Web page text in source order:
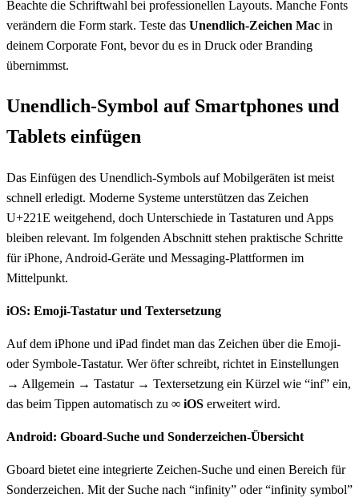
Beachte die Schriftwahl bei professionellen Layouts. Manche Fonts
verändern die Form stark. Teste das Unendlich-Zeichen Mac in
deinem Corporate Font, bevor du es in Druck oder Branding
übernimmst.
Unendlich-Symbol auf Smartphones und
Tablets einfügen
Das Einfügen des Unendlich-Symbols auf Mobilgeräten ist meist
schnell erledigt. Moderne Systeme unterstützen das Zeichen
U+221E weitgehend, doch Unterschiede in Tastaturen und Apps
bleiben relevant. Im folgenden Abschnitt stehen praktische Schritte
für iPhone, Android-Geräte und Messaging-Plattformen im
Mittelpunkt.
iOS: Emoji-Tastatur und Textersetzung
Auf dem iPhone und iPad findet man das Zeichen über die Emoji-
oder Symbole-Tastatur. Wer öfter schreibt, richtet in Einstellungen
→ Allgemein → Tastatur → Textersetzung ein Kürzel wie “inf” ein,
das beim Tippen automatisch zu ∞ iOS erweitert wird.
Android: Gboard-Suche und Sonderzeichen-Übersicht
Gboard bietet eine integrierte Zeichen-Suche und einen Bereich für
Sonderzeichen. Mit der Suche nach “infinity” oder “infinity symbol”